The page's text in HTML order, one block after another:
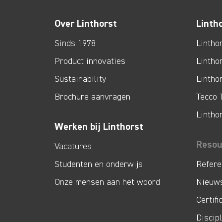
Over Linthorst
Sinds 1978
Product innovaties
Sustainability
Brochure aanvragen
Werken bij Linthorst
Vacatures
Studenten en onderwijs
Onze mensen aan het woord
Tecco